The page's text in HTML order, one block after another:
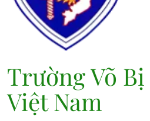
Trường Võ
Việt Nam